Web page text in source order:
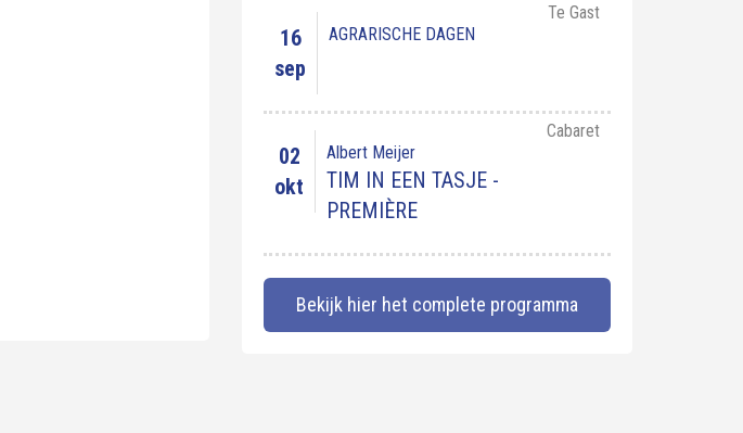
16
sep
AGRARISCHE DAGEN
Te Gast
02
okt
Albert Meijer
TIM IN EEN TASJE -
PREMIÈRE
Cabaret
Bekijk hier het complete programma